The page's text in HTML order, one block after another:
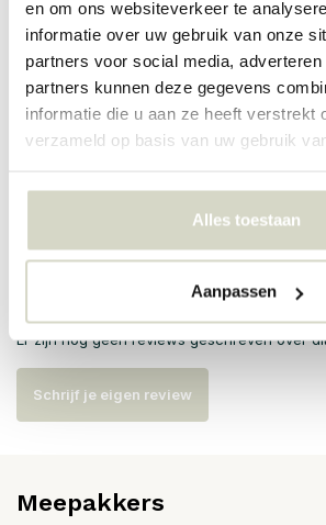
en om ons websiteverkeer te
informatie over uw gebruik van onze
partners voor social media,
partners kunnen deze gegevens
informatie die u aan ze heeft verstrekt
verzameld op basis van uw gebruik
Alles toestaan
Aanpassen
Artikelnummer 82060376
SKU
Er zijn nog geen reviews geschreven over
Schrijf je eigen review
Meepakkers